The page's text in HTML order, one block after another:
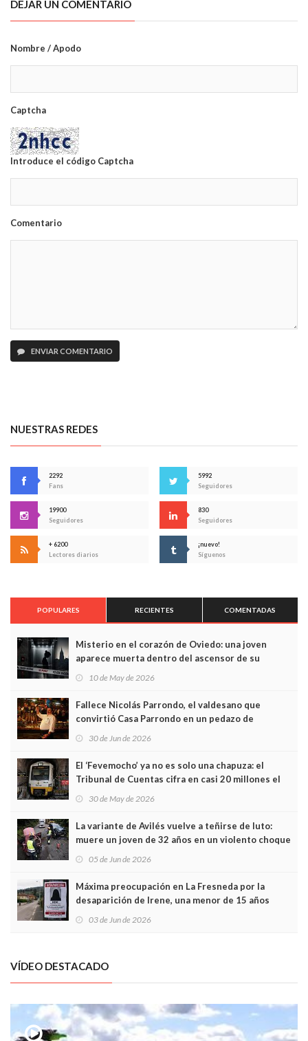
DEJAR UN COMENTARIO
Nombre / Apodo
Captcha
Introduce el código Captcha
Comentario
ENVIAR COMENTARIO
NUESTRAS REDES
2292
Fans
5992
Seguidores
19900
Seguidores
830
Seguidores
+ 6200
Lectores diarios
¡nuevo!
Síguenos
POPULARES RECIENTES COMENTADAS
Misterio en el corazón de Oviedo: una joven
aparece muerta dentro del ascensor de su
edificio y las cámaras captan sus últimos minutos
10 de May de 2026
Fallece Nicolás Parrondo, el valdesano que
convirtió Casa Parrondo en un pedazo de
Asturias en Madrid
30 de Jun de 2026
El ‘Fevemocho’ ya no es solo una chapuza: el
Tribunal de Cuentas cifra en casi 20 millones el
sobrecoste de los trenes que no cabían por los
30 de May de 2026
La variante de Avilés vuelve a teñirse de luto:
muere un joven de 32 años en un violento choque
frontal
05 de Jun de 2026
Máxima preocupación en La Fresneda por la
desaparición de Irene, una menor de 15 años
03 de Jun de 2026
VÍDEO DESTACADO